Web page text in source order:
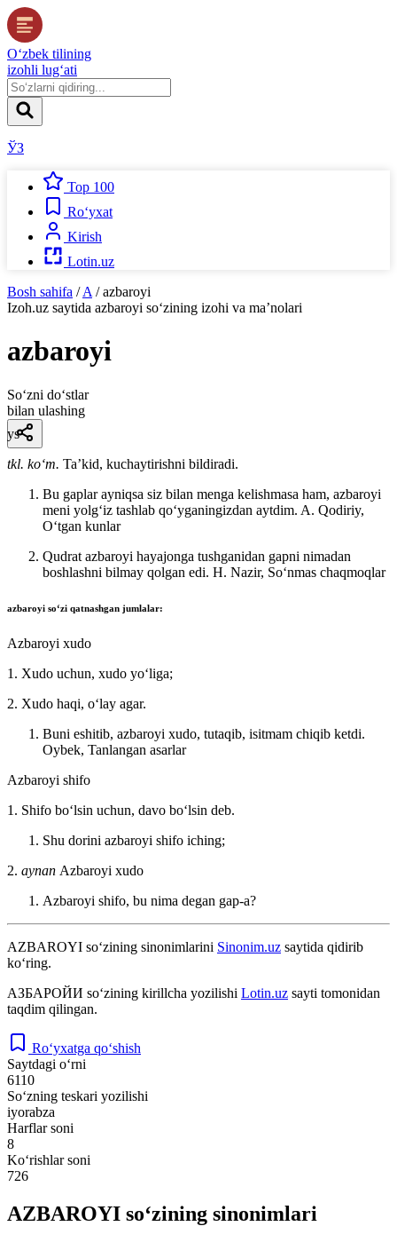
O‘zbek tilining
izohli lug‘ati
ЎЗ
Top 100
Ro‘yxat
Kirish
Lotin.uz
Bosh sahifa / A / azbaroyi
Izoh.uz saytida azbaroyi so‘zining izohi va ma’nolari
azbaroyi
So‘zni do‘stlar
bilan ulashing
ys
tkl. koʻm. Taʼkid, kuchaytirishni bildiradi.
Bu gaplar ayniqsa siz bilan menga kelishmasa ham, azbaroyi
meni yolgʻiz tashlab qoʻyganingizdan aytdim. A. Qodiriy,
Oʻtgan kunlar
Qudrat azbaroyi hayajonga tushganidan gapni nimadan
boshlashni bilmay qolgan edi. H. Nazir, Soʻnmas chaqmoqlar
azbaroyi soʻzi qatnashgan jumlalar:
Azbaroyi xudo
1. Xudo uchun, xudo yoʻliga;
2. Xudo haqi, oʻlay agar.
Buni eshitib, azbaroyi xudo, tutaqib, isitmam chiqib ketdi.
Oybek, Tanlangan asarlar
Azbaroyi shifo
1. Shifo boʻlsin uchun, davo boʻlsin deb.
Shu dorini azbaroyi shifo iching;
2. aynan Azbaroyi xudo
Azbaroyi shifo, bu nima degan gap-a?
AZBAROYI so‘zining sinonimlarini Sinonim.uz saytida qidirib
ko‘ring.
АЗБАРОЙИ so‘zining kirillcha yozilishi Lotin.uz sayti tomonidan
taqdim qilingan.
Ro‘yxatga qo‘shish
Saytdagi o‘rni
6110
So‘zning teskari yozilishi
iyorabza
Harflar soni
8
Ko‘rishlar soni
726
AZBAROYI so‘zining sinonimlari